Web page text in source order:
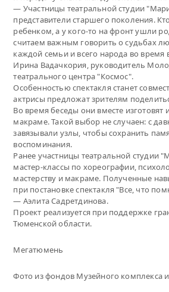
— Участницы театральной студии
представители старшего поколения.
ребенком, а у кого-то на фронт ушли
считаем важным говорить о судьбах
каждой семьи и всего народа во
Ирина Вадачкория, руководитель
театрального центра "Космос".
Особенностью спектакля станет
актрисы предложат зрителям
Во время беседы они вместе изготовят
макраме. Такой выбор не случаен: с
завязывали узлы, чтобы сохранить
воспоминания.
Ранее участницы театральной студии
мастер-классы по хореографии,
мастерству и макраме. Полученные
при постановке спектакля "Все, что
— Аэлита Садретдинова.
Проект реализуется при поддержке
Тюменской области.
Мегатюмень
Фото из фондов Музейного комплекса